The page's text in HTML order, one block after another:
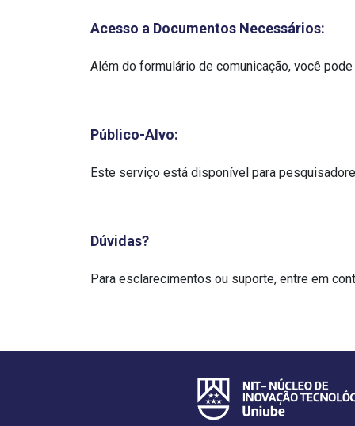
Acesso a Documentos Necessários:
Além do formulário de comunicação, você
Público-Alvo:
Este serviço está disponível para
Dúvidas?
Para esclarecimentos ou suporte, entre em